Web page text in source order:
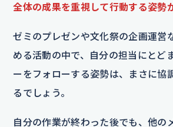
全体の成果を重視して行動する姿勢
ゼミのプレゼンや文化祭の企画運営
める活動の中で、自分の担当にとど
ーをフォローする姿勢は、まさに協
るでしょう。
自分の作業が終わった後でも、他の